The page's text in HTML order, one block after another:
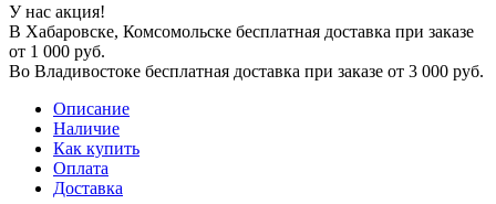
У нас акция!
В Хабаровске, Комсомольске бесплатная доставка при заказе
от 1 000 руб.
Во Владивостоке бесплатная доставка при заказе от 3 000 руб.
Описание
Наличие
Как купить
Оплата
Доставка